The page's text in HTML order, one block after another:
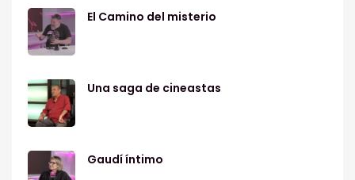
El Camino del misterio
Una saga de cineastas
Gaudí íntimo